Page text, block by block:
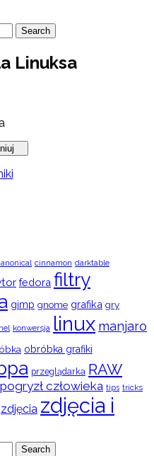
Search
Linuksa
cinnamon darktable
fedora filtry
gimp gnome grafika gry
konwersja linux manjaro
obróbka grafiki
przeglądarka RAW
człowieka tips tricks
zdjęcia zdjęcia i
Search